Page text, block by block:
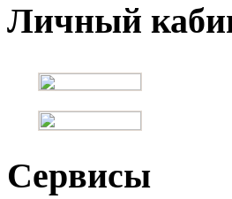
Личный
Сервисы